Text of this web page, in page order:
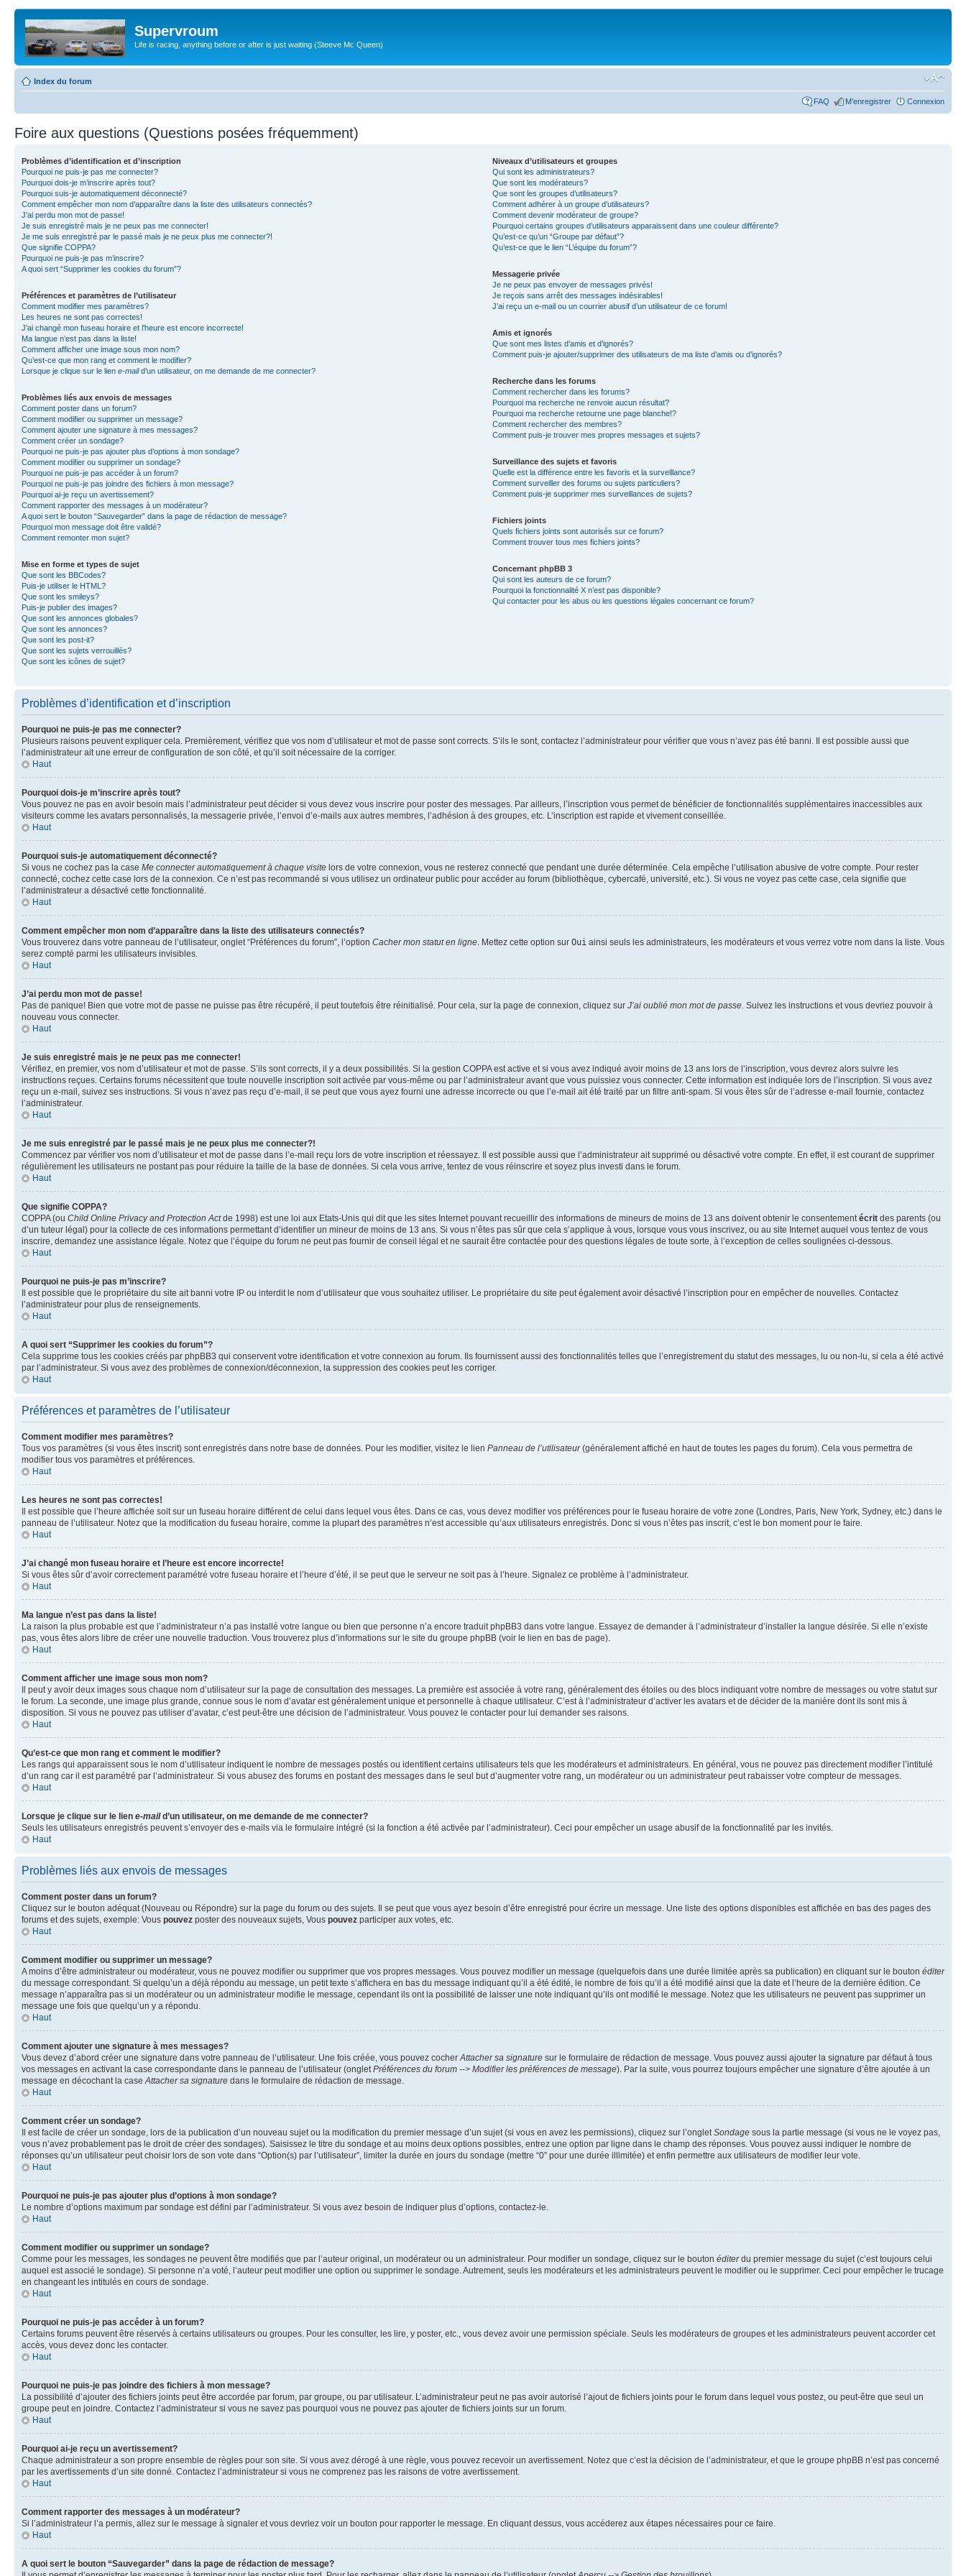
Supervroum
Life is racing, anything before or after is just waiting (Steeve Mc Queen)
Index du forum
FAQ M’enregistrer Connexion
Foire aux questions (Questions posées fréquemment)
Problèmes d’identification et d’inscription
Pourquoi ne puis-je pas me connecter?
Pourquoi dois-je m’inscrire après tout?
Pourquoi suis-je automatiquement déconnecté?
Comment empêcher mon nom d’apparaître dans la liste des utilisateurs connectés?
J’ai perdu mon mot de passe!
Je suis enregistré mais je ne peux pas me connecter!
Je me suis enregistré par le passé mais je ne peux plus me connecter?!
Que signifie COPPA?
Pourquoi ne puis-je pas m’inscrire?
A quoi sert “Supprimer les cookies du forum”?
Préférences et paramètres de l’utilisateur
Comment modifier mes paramètres?
Les heures ne sont pas correctes!
J’ai changé mon fuseau horaire et l’heure est encore incorrecte!
Ma langue n’est pas dans la liste!
Comment afficher une image sous mon nom?
Qu’est-ce que mon rang et comment le modifier?
Lorsque je clique sur le lien e-maild’un utilisateur, on me demande de me connecter?
Problèmes liés aux envois de messages
Comment poster dans un forum?
Comment modifier ou supprimer un message?
Comment ajouter une signature à mes messages?
Comment créer un sondage?
Pourquoi ne puis-je pas ajouter plus d’options à mon sondage?
Comment modifier ou supprimer un sondage?
Pourquoi ne puis-je pas accéder à un forum?
Pourquoi ne puis-je pas joindre des fichiers à mon message?
Pourquoi ai-je reçu un avertissement?
Comment rapporter des messages à un modérateur?
A quoi sert le bouton “Sauvegarder” dans la page de rédaction de message?
Pourquoi mon message doit être validé?
Comment remonter mon sujet?
Mise en forme et types de sujet
Que sont les BBCodes?
Puis-je utiliser le HTML?
Que sont les smileys?
Puis-je publier des images?
Que sont les annonces globales?
Que sont les annonces?
Que sont les post-it?
Que sont les sujets verrouillés?
Que sont les icônes de sujet?
Niveaux d’utilisateurs et groupes
Qui sont les administrateurs?
Que sont les modérateurs?
Que sont les groupes d’utilisateurs?
Comment adhérer à un groupe d’utilisateurs?
Comment devenir modérateur de groupe?
Pourquoi certains groupes d’utilisateurs apparaissent dans une couleur différente?
Qu’est-ce qu’un “Groupe par défaut”?
Qu’est-ce que le lien “L’équipe du forum”?
Messagerie privée
Je ne peux pas envoyer de messages privés!
Je reçois sans arrêt des messages indésirables!
J’ai reçu un e-mail ou un courrier abusif d’un utilisateur de ce forum!
Amis et ignorés
Que sont mes listes d’amis et d’ignorés?
Comment puis-je ajouter/supprimer des utilisateurs de ma liste d’amis ou d’ignorés?
Recherche dans les forums
Comment rechercher dans les forums?
Pourquoi ma recherche ne renvoie aucun résultat?
Pourquoi ma recherche retourne une page blanche!?
Comment rechercher des membres?
Comment puis-je trouver mes propres messages et sujets?
Surveillance des sujets et favoris
Quelle est la différence entre les favoris et la surveillance?
Comment surveiller des forums ou sujets particuliers?
Comment puis-je supprimer mes surveillances de sujets?
Fichiers joints
Quels fichiers joints sont autorisés sur ce forum?
Comment trouver tous mes fichiers joints?
Concernant phpBB 3
Qui sont les auteurs de ce forum?
Pourquoi la fonctionnalité X n’est pas disponible?
Qui contacter pour les abus ou les questions légales concernant ce forum?
Problèmes d’identification et d’inscription
Pourquoi ne puis-je pas me connecter?
Plusieurs raisons peuvent expliquer cela. Premièrement, vérifiez que vos nom d’utilisateur et mot de passe sont corrects. S’ils le sont, contactez l’administrateur pour vérifier que vous n’avez pas été banni. Il est possible aussi que
l’administrateur ait une erreur de configuration de son côté, et qu’il soit nécessaire de la corriger.
Haut
Pourquoi dois-je m’inscrire après tout?
Vous pouvez ne pas en avoir besoin mais l’administrateur peut décider si vous devez vous inscrire pour poster des messages. Par ailleurs, l’inscription vous permet de bénéficier de fonctionnalités supplémentaires inaccessibles aux
visiteurs comme les avatars personnalisés, la messagerie privée, l’envoi d’e-mails aux autres membres, l’adhésion à des groupes, etc. L’inscription est rapide et vivement conseillée.
Haut
Pourquoi suis-je automatiquement déconnecté?
Si vous ne cochez pas la case Me connecter automatiquement à chaque visite lors de votre connexion, vous ne resterez connecté que pendant une durée déterminée. Cela empêche l’utilisation abusive de votre compte. Pour rester
connecté, cochez cette case lors de la connexion. Ce n’est pas recommandé si vous utilisez un ordinateur public pour accéder au forum (bibliothèque, cybercafé, université, etc.). Si vous ne voyez pas cette case, cela signifie que
l’administrateur a désactivé cette fonctionnalité.
Haut
Comment empêcher mon nom d’apparaître dans la liste des utilisateurs connectés?
Vous trouverez dans votre panneau de l’utilisateur, onglet “Préférences du forum”, l’option Cacher mon statut en ligne . Mettez cette option sur Oui ainsi seuls les administrateurs, les modérateurs et vous verrez votre nom dans la liste. Vous
serez compté parmi les utilisateurs invisibles.
Haut
J’ai perdu mon mot de passe!
Pas de panique! Bien que votre mot de passe ne puisse pas être récupéré, il peut toutefois être réinitialisé. Pour cela, sur la page de connexion, cliquez sur J’ai oublié mon mot de passe . Suivez les instructions et vous devriez pouvoir à
nouveau vous connecter.
Haut
Je suis enregistré mais je ne peux pas me connecter!
Vérifiez, en premier, vos nom d’utilisateur et mot de passe. S’ils sont corrects, il y a deux possibilités. Si la gestion COPPA est active et si vous avez indiqué avoir moins de 13 ans lors de l’inscription, vous devrez alors suivre les
instructions reçues. Certains forums nécessitent que toute nouvelle inscription soit activée par vous-même ou par l’administrateur avant que vous puissiez vous connecter. Cette information est indiquée lors de l’inscription. Si vous avez
reçu un e-mail, suivez ses instructions. Si vous n’avez pas reçu d’e-mail, il se peut que vous ayez fourni une adresse incorrecte ou que l’e-mail ait été traité par un filtre anti-spam. Si vous êtes sûr de l’adresse e-mail fournie, contactez
l’administrateur.
Haut
Je me suis enregistré par le passé mais je ne peux plus me connecter?!
Commencez par vérifier vos nom d’utilisateur et mot de passe dans l’e-mail reçu lors de votre inscription et réessayez. Il est possible aussi que l’administrateur ait supprimé ou désactivé votre compte. En effet, il est courant de supprimer
régulièrement les utilisateurs ne postant pas pour réduire la taille de la base de données. Si cela vous arrive, tentez de vous réinscrire et soyez plus investi dans le forum.
Haut
Que signifie COPPA?
COPPA (ou Child Online Privacy and Protection Actde 1998) est une loi aux Etats-Unis qui dit que les sites Internet pouvant recueillir des informations de mineurs de moins de 13 ans doivent obtenir le consentement écrit des parents (ou
d’un tuteur légal) pour la collecte de ces informations permettant d’identifier un mineur de moins de 13 ans. Si vous n’êtes pas sûr que cela s’applique à vous, lorsque vous vous inscrivez, ou au site Internet auquel vous tentez de vous
inscrire, demandez une assistance légale. Notez que l’équipe du forum ne peut pas fournir de conseil légal et ne saurait être contactée pour des questions légales de toute sorte, à l’exception de celles soulignées ci-dessous.
Haut
Pourquoi ne puis-je pas m’inscrire?
Il est possible que le propriétaire du site ait banni votre IP ou interdit le nom d’utilisateur que vous souhaitez utiliser. Le propriétaire du site peut également avoir désactivé l’inscription pour en empêcher de nouvelles. Contactez
l’administrateur pour plus de renseignements.
Haut
A quoi sert “Supprimer les cookies du forum”?
Cela supprime tous les cookies créés par phpBB3 qui conservent votre identification et votre connexion au forum. Ils fournissent aussi des fonctionnalités telles que l’enregistrement du statut des messages, lu ou non-lu, si cela a été activé
par l’administrateur. Si vous avez des problèmes de connexion/déconnexion, la suppression des cookies peut les corriger.
Haut
Préférences et paramètres de l’utilisateur
Comment modifier mes paramètres?
Tous vos paramètres (si vous êtes inscrit) sont enregistrés dans notre base de données. Pour les modifier, visitez le lien Panneau de l’utilisateur(généralement affiché en haut de toutes les pages du forum). Cela vous permettra de
modifier tous vos paramètres et préférences.
Haut
Les heures ne sont pas correctes!
Il est possible que l’heure affichée soit sur un fuseau horaire différent de celui dans lequel vous êtes. Dans ce cas, vous devez modifier vos préférences pour le fuseau horaire de votre zone (Londres, Paris, New York, Sydney, etc.) dans le
panneau de l’utilisateur. Notez que la modification du fuseau horaire, comme la plupart des paramètres n’est accessible qu’aux utilisateurs enregistrés. Donc si vous n’êtes pas inscrit, c’est le bon moment pour le faire.
Haut
J’ai changé mon fuseau horaire et l’heure est encore incorrecte!
Si vous êtes sûr d’avoir correctement paramétré votre fuseau horaire et l’heure d’été, il se peut que le serveur ne soit pas à l’heure. Signalez ce problème à l’administrateur.
Haut
Ma langue n’est pas dans la liste!
La raison la plus probable est que l’administrateur n’a pas installé votre langue ou bien que personne n’a encore traduit phpBB3 dans votre langue. Essayez de demander à l’administrateur d’installer la langue désirée. Si elle n’existe
pas, vous êtes alors libre de créer une nouvelle traduction. Vous trouverez plus d’informations sur le site du groupe phpBB (voir le lien en bas de page).
Haut
Comment afficher une image sous mon nom?
Il peut y avoir deux images sous chaque nom d’utilisateur sur la page de consultation des messages. La première est associée à votre rang, généralement des étoiles ou des blocs indiquant votre nombre de messages ou votre statut sur
le forum. La seconde, une image plus grande, connue sous le nom d’avatar est généralement unique et personnelle à chaque utilisateur. C’est à l’administrateur d’activer les avatars et de décider de la manière dont ils sont mis à
disposition. Si vous ne pouvez pas utiliser d’avatar, c’est peut-être une décision de l’administrateur. Vous pouvez le contacter pour lui demander ses raisons.
Haut
Qu’est-ce que mon rang et comment le modifier?
Les rangs qui apparaissent sous le nom d’utilisateur indiquent le nombre de messages postés ou identifient certains utilisateurs tels que les modérateurs et administrateurs. En général, vous ne pouvez pas directement modifier l’intitulé
d’un rang car il est paramétré par l’administrateur. Si vous abusez des forums en postant des messages dans le seul but d’augmenter votre rang, un modérateur ou un administrateur peut rabaisser votre compteur de messages.
Haut
Lorsque je clique sur le lien e-maild’un utilisateur, on me demande de me connecter?
Seuls les utilisateurs enregistrés peuvent s’envoyer des e-mails via le formulaire intégré (si la fonction a été activée par l’administrateur). Ceci pour empêcher un usage abusif de la fonctionnalité par les invités.
Haut
Problèmes liés aux envois de messages
Comment poster dans un forum?
Cliquez sur le bouton adéquat (Nouveau ou Répondre) sur la page du forum ou des sujets. Il se peut que vous ayez besoin d’être enregistré pour écrire un message. Une liste des options disponibles est affichée en bas des pages des
forums et des sujets, exemple: Vous pouvez poster des nouveaux sujets, Vous pouvez participer aux votes, etc.
Haut
Comment modifier ou supprimer un message?
A moins d’être administrateur ou modérateur, vous ne pouvez modifier ou supprimer que vos propres messages. Vous pouvez modifier un message (quelquefois dans une durée limitée après sa publication) en cliquant sur le bouton éditer
du message correspondant. Si quelqu’un a déjà répondu au message, un petit texte s’affichera en bas du message indiquant qu’il a été édité, le nombre de fois qu’il a été modifié ainsi que la date et l’heure de la dernière édition. Ce
message n’apparaîtra pas si un modérateur ou un administrateur modifie le message, cependant ils ont la possibilité de laisser une note indiquant qu’ils ont modifié le message. Notez que les utilisateurs ne peuvent pas supprimer un
message une fois que quelqu’un y a répondu.
Haut
Comment ajouter une signature à mes messages?
Vous devez d’abord créer une signature dans votre panneau de l’utilisateur. Une fois créée, vous pouvez cocher Attacher sa signature sur le formulaire de rédaction de message. Vous pouvez aussi ajouter la signature par défaut à tous
vos messages en activant la case correspondante dans le panneau de l’utilisateur (onglet Préférences du forum --> Modifier les préférences de message). Par la suite, vous pourrez toujours empêcher une signature d’être ajoutée à un
message en décochant la case Attacher sa signature dans le formulaire de rédaction de message.
Haut
Comment créer un sondage?
Il est facile de créer un sondage, lors de la publication d’un nouveau sujet ou la modification du premier message d’un sujet (si vous en avez les permissions), cliquez sur l’onglet Sondage sous la partie message (si vous ne le voyez pas,
vous n’avez probablement pas le droit de créer des sondages). Saisissez le titre du sondage et au moins deux options possibles, entrez une option par ligne dans le champ des réponses. Vous pouvez aussi indiquer le nombre de
réponses qu’un utilisateur peut choisir lors de son vote dans “Option(s) par l’utilisateur”, limiter la durée en jours du sondage (mettre “0” pour une durée illimitée) et enfin permettre aux utilisateurs de modifier leur vote.
Haut
Pourquoi ne puis-je pas ajouter plus d’options à mon sondage?
Le nombre d’options maximum par sondage est défini par l’administrateur. Si vous avez besoin de indiquer plus d’options, contactez-le.
Haut
Comment modifier ou supprimer un sondage?
Comme pour les messages, les sondages ne peuvent être modifiés que par l’auteur original, un modérateur ou un administrateur. Pour modifier un sondage, cliquez sur le bouton éditerdu premier message du sujet (c’est toujours celui
auquel est associé le sondage). Si personne n’a voté, l’auteur peut modifier une option ou supprimer le sondage. Autrement, seuls les modérateurs et les administrateurs peuvent le modifier ou le supprimer. Ceci pour empêcher le trucage
en changeant les intitulés en cours de sondage.
Haut
Pourquoi ne puis-je pas accéder à un forum?
Certains forums peuvent être réservés à certains utilisateurs ou groupes. Pour les consulter, les lire, y poster, etc., vous devez avoir une permission spéciale. Seuls les modérateurs de groupes et les administrateurs peuvent accorder cet
accès, vous devez donc les contacter.
Haut
Pourquoi ne puis-je pas joindre des fichiers à mon message?
La possibilité d’ajouter des fichiers joints peut être accordée par forum, par groupe, ou par utilisateur. L’administrateur peut ne pas avoir autorisé l’ajout de fichiers joints pour le forum dans lequel vous postez, ou peut-être que seul un
groupe peut en joindre. Contactez l’administrateur si vous ne savez pas pourquoi vous ne pouvez pas ajouter de fichiers joints sur un forum.
Haut
Pourquoi ai-je reçu un avertissement?
Chaque administrateur a son propre ensemble de règles pour son site. Si vous avez dérogé à une règle, vous pouvez recevoir un avertissement. Notez que c’est la décision de l’administrateur, et que le groupe phpBB n’est pas concerné
par les avertissements d’un site donné. Contactez l’administrateur si vous ne comprenez pas les raisons de votre avertissement.
Haut
Comment rapporter des messages à un modérateur?
Si l’administrateur l’a permis, allez sur le message à signaler et vous devriez voir un bouton pour rapporter le message. En cliquant dessus, vous accéderez aux étapes nécessaires pour ce faire.
Haut
A quoi sert le bouton “Sauvegarder” dans la page de rédaction de message?